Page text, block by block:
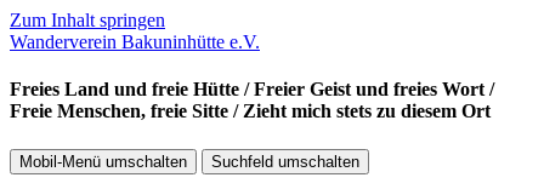
Zum Inhalt springen
Wanderverein Bakuninhütte e.V.
Freies Land und freie Hütte / Freier Geist und freies Wort /
Freie Menschen, freie Sitte / Zieht mich stets zu diesem Ort
Mobil-Menü umschalten Suchfeld umschalten